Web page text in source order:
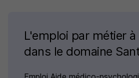
L'emploi par métier
dans le domaine